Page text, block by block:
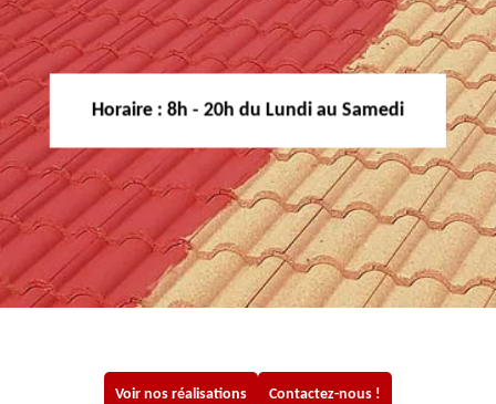
Horaire : 8h - 20h du Lundi au Samedi
Voir nos réalisations Contactez-nous !